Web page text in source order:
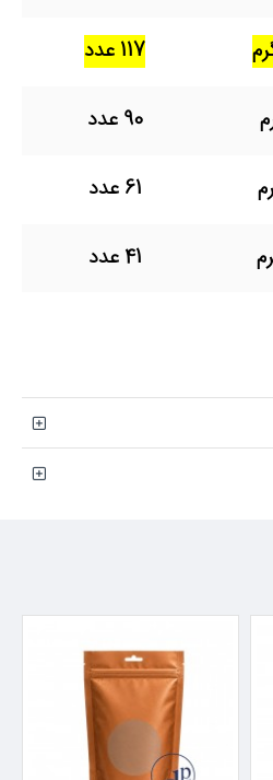
117 عدد
90 عدد
61 عدد
41 عدد